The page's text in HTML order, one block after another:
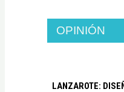
OPINIÓN
LANZAROTE: